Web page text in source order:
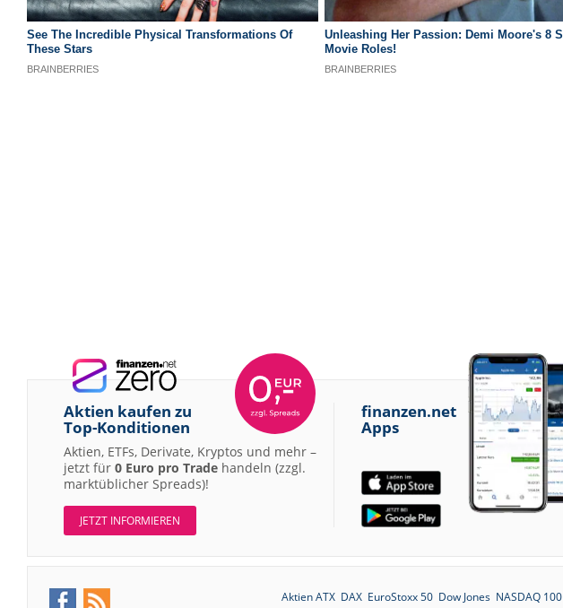
Aktien kaufen zu
Top-Konditionen
Aktien, ETFs, Derivate, Kryptos und mehr –
jetzt für 0 Euro pro Trade handeln (zzgl.
marktüblicher Spreads)!
JETZT INFORMIEREN
finanzen.net
Apps
Aktien ATX DAX EuroStoxx 50 Dow Jones NASDAQ 100